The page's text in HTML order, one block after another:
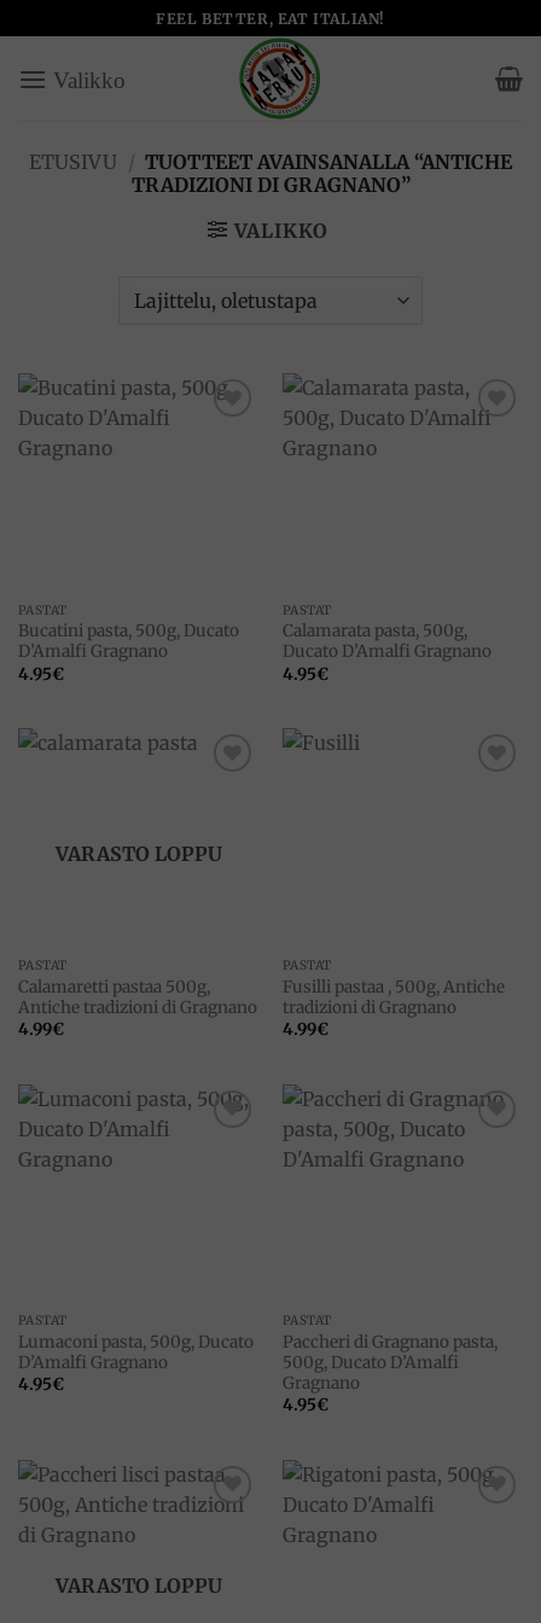
to
content
FEEL BETTER, EAT ITALIAN!
ETUSIVU / TUOTTEET AVAINSANALLA “ANTICHE
TRADIZIONI DI GRAGNANO”
VALIKKO
PASTAT
Bucatini pasta, 500g, Ducato
D’Amalfi Gragnano
4.95€
PASTAT
Calamarata pasta, 500g,
Ducato D’Amalfi Gragnano
4.95€
VARASTO LOPPU
PASTAT
Calamaretti pastaa 500g,
Antiche tradizioni di Gragnano
4.99€
PASTAT
Fusilli pastaa , 500g, Antiche
tradizioni di Gragnano
4.99€
PASTAT
Lumaconi pasta, 500g, Ducato
D’Amalfi Gragnano
4.95€
wishlist
PASTAT
Paccheri di Gragnano pasta,
500g, Ducato D’Amalfi
Gragnano
4.95€
VARASTO LOPPU